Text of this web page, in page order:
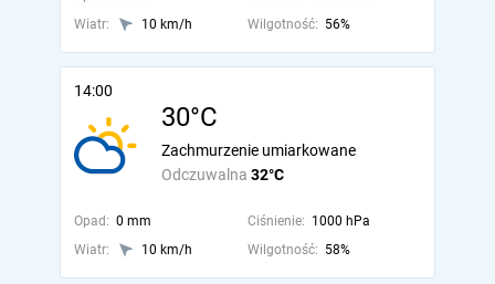
Wiatr:
10 km/h Wilgotność: 56%
14:00
30°C
Odczuwalna 32°C
Zachmurzenie umiarkowane
Opad: 0 mm Ciśnienie: 1000 hPa
Wiatr:
10 km/h Wilgotność: 58%